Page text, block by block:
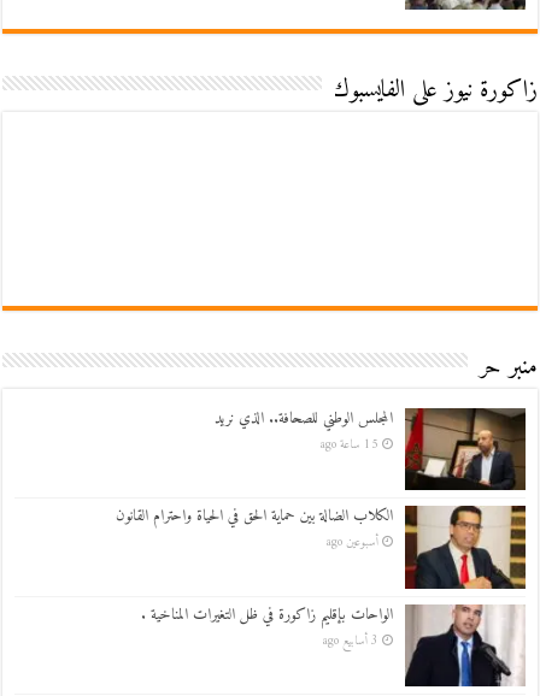
زاكورة نيوز على الفايسبوك
منبر حر
المجلس الوطني للصحافة.. الذي نريد
15 ساعة ago
الكلاب الضالة بين حماية الحق في الحياة واحترام القانون
أسبوعين ago
الواحات بإقليم زاكورة في ظل التغيرات المناخية .
3 أسابيع ago